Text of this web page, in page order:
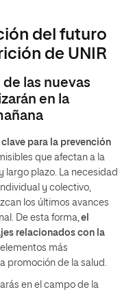
del futuro
de UNIR
de las nuevas
en la
para la prevención
que afectan a la
largo plazo. La necesidad
y colectivo,
los últimos avances
De esta forma,el
relacionados con la
más
promoción de la salud.
en el campo de la